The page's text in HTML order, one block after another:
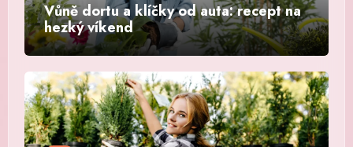
Vůně dortu a klíčky od auta: recept na
hezký víkend